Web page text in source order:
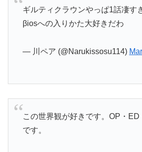
ギルティクラウンやっぱ1話凄す
βiosへの入りかた大好きだわ
— 川ペア (@Narukissosu114)
この世界観が好きです。OP・ED
です。